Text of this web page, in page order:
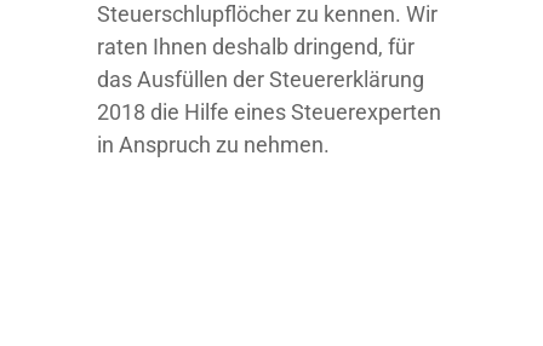
Steuerschlupflöcher zu kennen. Wir
raten Ihnen deshalb dringend, für
das Ausfüllen der Steuererklärung
2018 die Hilfe eines Steuerexperten
in Anspruch zu nehmen.